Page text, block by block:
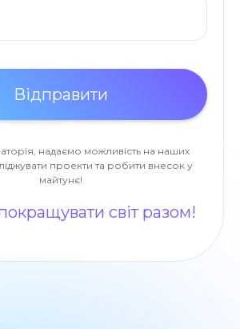
надаємо можливість на наших
проекти та робити внесок у
майтунє!
світ разом!